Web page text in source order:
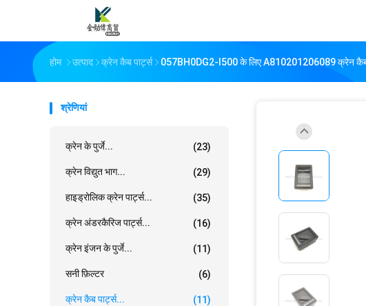
होम उत्पाद क्रेन कैब पार्ट्स 057BH0DG2-I500 के लिए A810201206089 क्रेन कैब
श्रेणियां
क्रेन के पुर्जे... (23)
क्रेन विद्युत भाग... (29)
हाइड्रोलिक क्रेन पार्ट्स... (35)
क्रेन अंडरकैरिज पार्ट्स... (16)
क्रेन इंजन के पुर्जे... (11)
सनी फ़िल्टर (6)
क्रेन कैब पार्ट्स... (11)